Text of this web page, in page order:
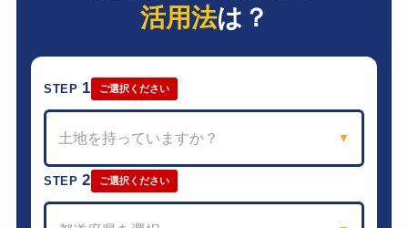
活用法は？
STEP 1 ご選択ください
土地を持っていますか？ ▼
STEP2 ご選択ください